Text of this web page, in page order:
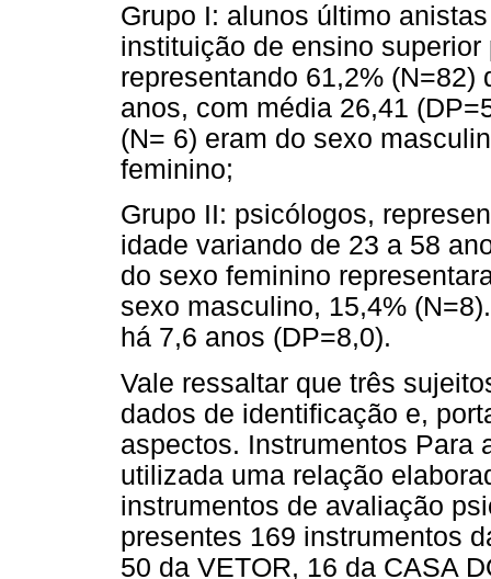
Grupo I: alunos último
instituição de ensino
representando 61,2% (N=82)
anos, com média 26,41
(N= 6) eram do sexo
feminino;
Grupo II: psicólogos,
idade variando de 23 a 58
do sexo feminino
sexo masculino, 15,4%
há 7,6 anos (DP=8,0).
Vale ressaltar que três
dados de identificação e,
aspectos. Instrumentos Para
utilizada uma relação
instrumentos de avaliação
presentes 169 instrumentos
50 da VETOR, 16 da CASA